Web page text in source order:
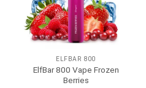
ELFBAR 800
ElfBar 800 Vape Frozen
Berries